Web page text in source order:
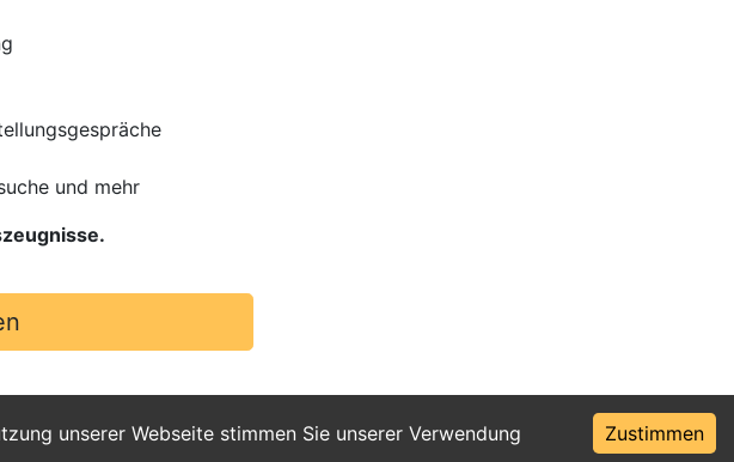
unserer Webseite stimmen Sie unserer Verwendung
Zustimmen
und mehr